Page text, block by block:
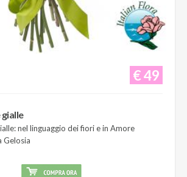
€ 49
nel linguaggio dei fiori e in Amore
Gelosia